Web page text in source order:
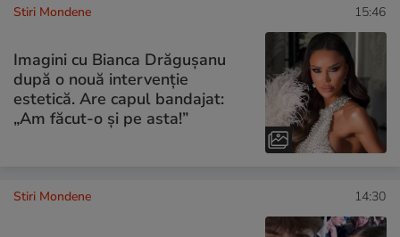
Stiri Mondene 15:46
Imagini cu Bianca Drăgușanu
după o nouă intervenție
estetică. Are capul bandajat:
„Am făcut-o și pe asta!”
Stiri Mondene 14:30